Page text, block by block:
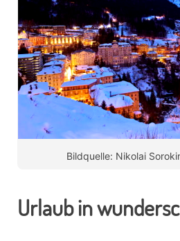
Bildquelle: Nikolai
Urlaub in